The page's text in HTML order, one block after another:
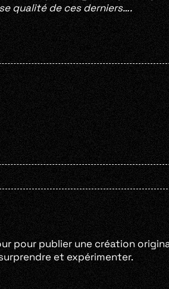
qualité de ces derniers….
pour publier une création
et expérimenter.